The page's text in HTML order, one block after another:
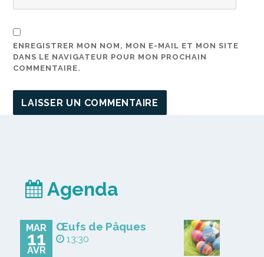
ENREGISTRER MON NOM, MON E-MAIL ET MON SITE
DANS LE NAVIGATEUR POUR MON PROCHAIN
COMMENTAIRE.
Agenda
MAR
11
AVR
Œufs de Pâques
13:30